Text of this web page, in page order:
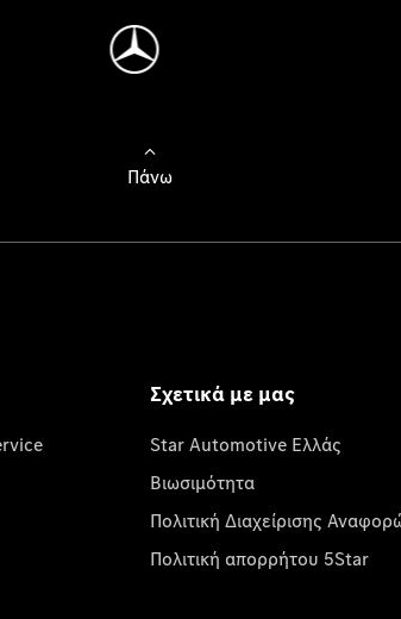
Πάνω
Σχετικά με μας
Star Automotive Ελλάς
Βιωσιμότητα
Πολιτική Διαχείρισης
Πολιτική απορρήτου 5Star